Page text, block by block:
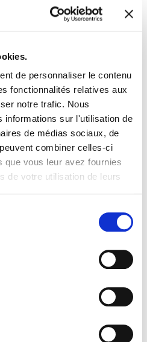
de personnaliser le contenu
fonctionnalités relatives aux
notre trafic. Nous
informations sur l'utilisation de
de médias sociaux, de
combiner celles-ci
que vous leur avez fournies
de votre utilisation de leurs
complémentaires
vulgare
plante, réduire d'un tiers les
développeront des branches
par temps sec. (un seau
vulgare
le vent.